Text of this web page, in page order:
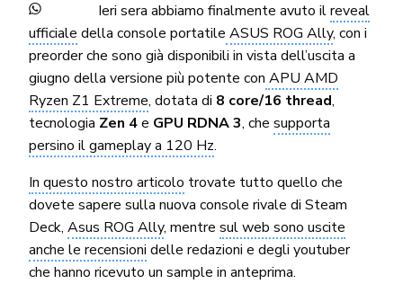
Ieri sera abbiamo finalmente avuto ilreveal
ufficiale della console portatile ASUS ROG Ally, con i
preorder che sono già disponibili in vista dell’uscita a
giugno della versione più potente con APU AMD
Ryzen Z1 Extreme, dotata di 8 core/16 thread,
tecnologia Zen 4e GPU RDNA 3, chesupporta
persino il gameplay a 120 Hz.
In questo nostro articolo trovate tutto quello che
dovete sapere sulla nuova console rivale di Steam
Deck, Asus ROG Ally, mentresul web sono uscite
anche le recensioni delle redazioni e degli youtuber
che hanno ricevuto un sample in anteprima.